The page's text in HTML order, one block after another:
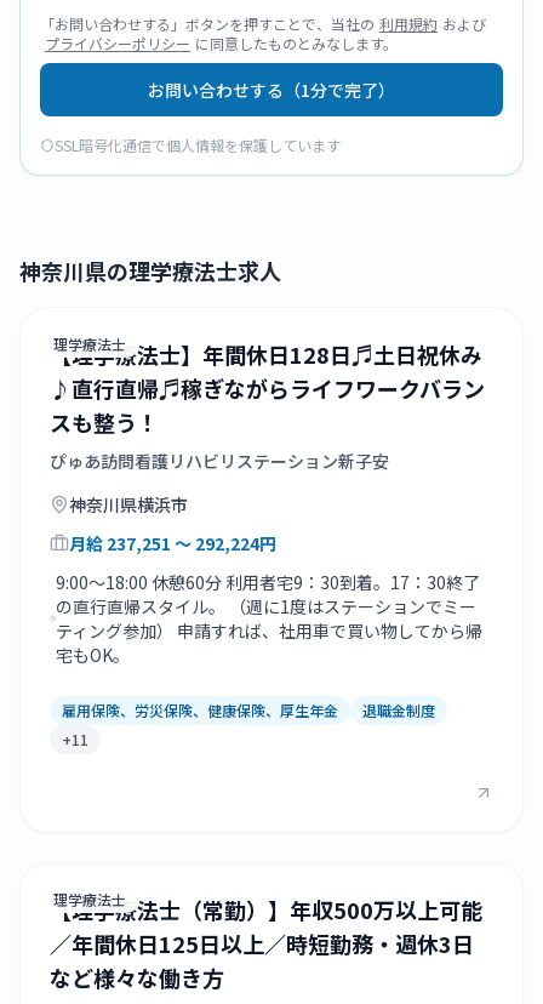
「お問い合わせする 」ボタンを押すことで、当社の 利用規約 および
プライバシーポリシー に同意したものとみなします。
お問い合わせする（1分で完了）
SSL暗号化通信で個人情報を保護しています
神奈川県の理学療法士求人
理学療法士
【理学療法士】年間休日128日♬土日祝休み
♪直行直帰♬稼ぎながらライフワークバラン
スも整う！
ぴゅあ訪問看護リハビリステーション新子安
神奈川県横浜市
月給 237,251 〜 292,224円
9:00～18:00 休憩60分 利用者宅9：30到着。17：30終了
の直行直帰スタイル。 （週に1度はステーションでミー
ティング参加） 申請すれば、社用車で買い物してから帰
宅もOK。
雇用保険、労災保険、健康保険、厚生年金
退職金制度
+11
理学療法士
【理学療法士（常勤）】年収500万以上可能
／年間休日125日以上／時短勤務・週休3日
など様々な働き方